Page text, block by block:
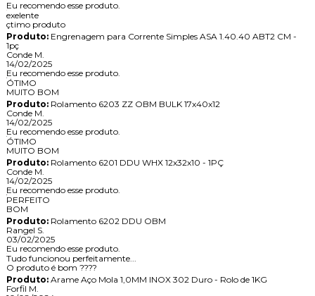
Eu recomendo esse produto.
exelente
çtimo produto
Produto:Engrenagem para Corrente Simples ASA 1.40.40 ABT2 CM -
1pç
Conde M.
14/02/2025
Eu recomendo esse produto.
ÓTIMO
MUITO BOM
Produto:Rolamento 6203 ZZ OBM BULK 17x40x12
Conde M.
14/02/2025
Eu recomendo esse produto.
ÓTIMO
MUITO BOM
Produto:Rolamento 6201 DDU WHX 12x32x10 - 1PÇ
Conde M.
14/02/2025
Eu recomendo esse produto.
PERFEITO
BOM
Produto:Rolamento 6202 DDU OBM
Rangel S.
03/02/2025
Eu recomendo esse produto.
Tudo funcionou perfeitamente...
O produto é bom ????
Produto:Arame Aço Mola 1,0MM INOX 302 Duro - Rolo de 1KG
Forfil M.